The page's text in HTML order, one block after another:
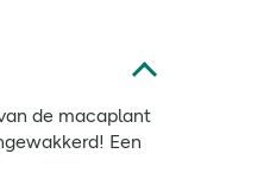
de macaplant
Een